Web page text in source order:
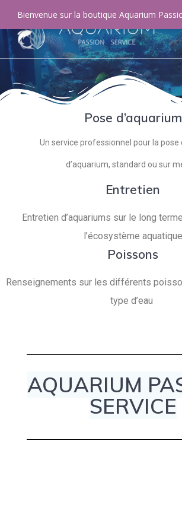
Pose d’aquarium
Un service professionnel pour la pose
d’aquarium, standard ou sur
Entretien
Entretien d’aquariums sur le long
l’écosystème aquatique
Poissons
Renseignements sur les différents
type d’eau
AQUARIUM
SERVICE
Bienvenue sur la boutique Aquarium